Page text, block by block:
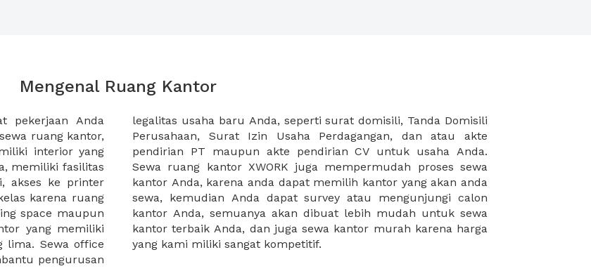
Mengenal Ruang Kantor
pekerjaan Anda
ruang kantor,
interior yang
memiliki fasilitas
akses ke printer
karena ruang
space maupun
yang memiliki
lima. Sewa office
pengurusan
Tanda Domisili
dan atau akte
usaha Anda.
proses sewa
yang akan anda
calon
untuk sewa
karena harga
yang kami miliki sangat kompetitif.